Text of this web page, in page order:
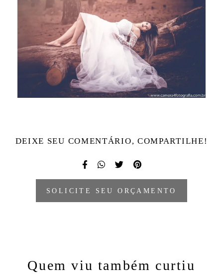
DEIXE SEU COMENTÁRIO, COMPARTILHE!
SOLICITE SEU ORÇAMENTO
Quem viu também curtiu